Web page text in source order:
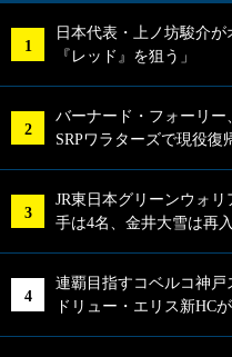
日本代表・上ノ坊駿介
『レッド』を狙う」
バーナード・フォーリー
SRPワラターズで現役復
JR東日本グリーンウォ
手は4名、金井大雪は再
連覇目指すコベルコ神
ドリュー・エリス新HC